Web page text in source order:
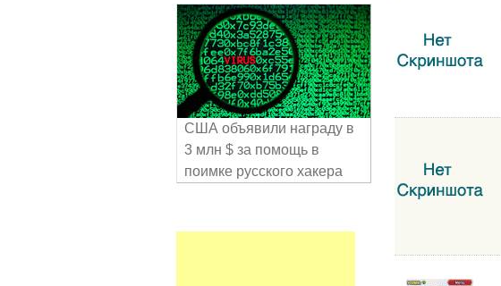
США объявили награду в
3 млн $ за помощь в
поимке русского хакера